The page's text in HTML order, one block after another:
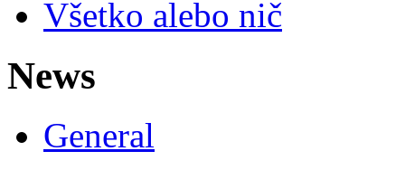
Všetko alebo nič
News
General